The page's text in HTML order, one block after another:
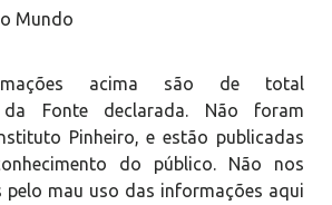
Mundo
acima são de total
da Fonte declarada. Não foram
Pinheiro, e estão publicadas
do público. Não nos
pelo mau uso das informações aqui